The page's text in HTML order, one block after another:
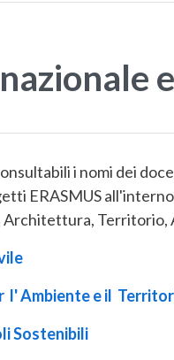
i nomi dei
ERASMUS
Territorio,
l' Ambiente e il
Sostenibili